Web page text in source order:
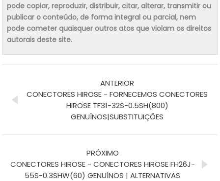
pode copiar, reproduzir, distribuir, citar, alterar, transmitir ou
publicar o conteúdo, de forma integral ou parcial, nem
pode cometer quaisquer outros atos que violam os direitos
autorais deste site.
ANTERIOR
CONECTORES HIROSE - FORNECEMOS CONECTORES
HIROSE TF31-32S-0.5SH(800)
GENUÍNOS|SUBSTITUIÇÕES
PRÓXIMO
CONECTORES HIROSE - CONECTORES HIROSE FH26J-
55S-0.3SHW(60) GENUÍNOS | ALTERNATIVAS